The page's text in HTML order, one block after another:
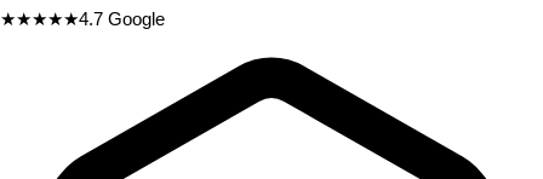
★★★★★4.7 Google